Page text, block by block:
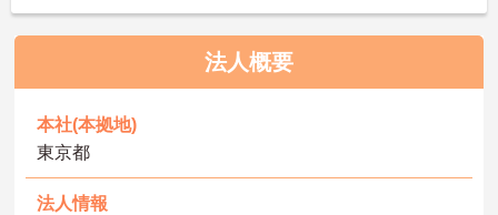
法人概要
本社(本拠地)
東京都
法人情報